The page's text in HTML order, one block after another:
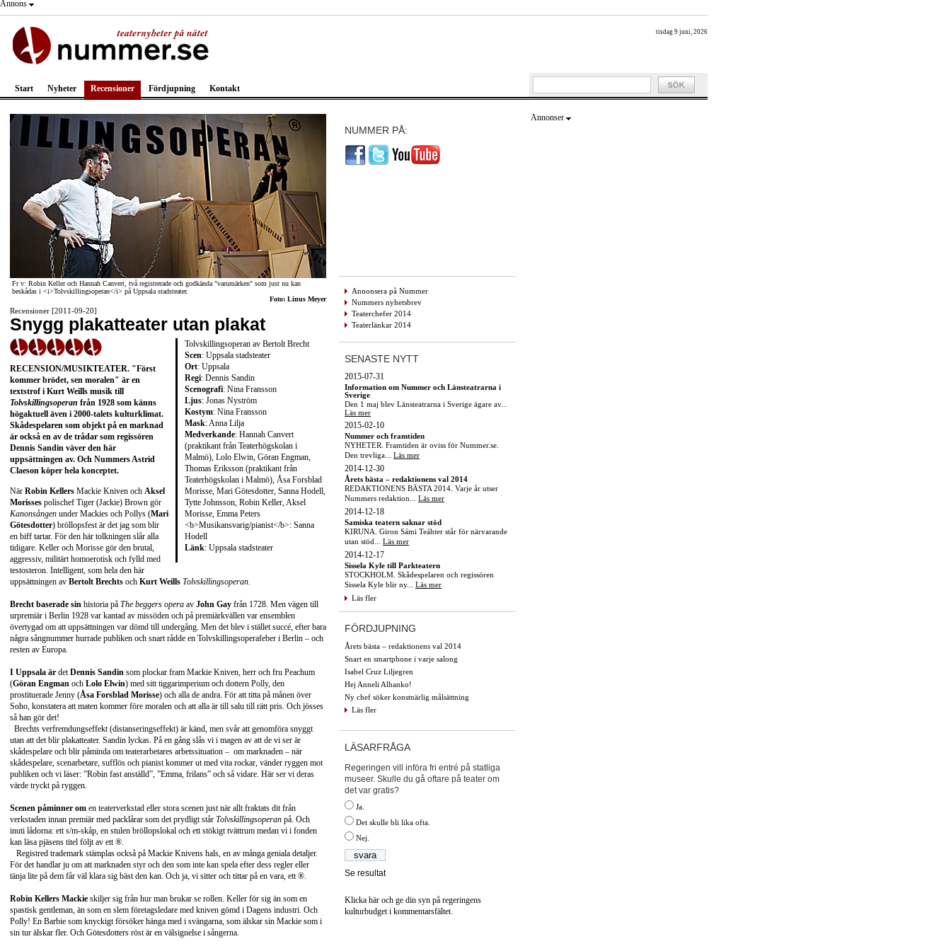
Annons
tisdag 9 juni, 2026
Start Nyheter Recensioner Fördjupning Kontakt
Fr v: Robin Keller och Hannah Canvert, två registrerade och godkända "varumärken" som just nu kan
beskådas i <i>Tolvskillingsoperan</i> på Uppsala stadsteater.
Foto: Linus Meyer
Recensioner [2011-09-20]
Snygg plakatteater utan plakat
Tolvskillingsoperan av Bertolt Brecht
Scen: Uppsala stadsteater
Ort: Uppsala
Regi: Dennis Sandin
Scenografi: Nina Fransson
Ljus: Jonas Nyström
Kostym: Nina Fransson
Mask: Anna Lilja
Medverkande: Hannah Canvert
(praktikant från Teaterhögskolan i
Malmö), Lolo Elwin, Göran Engman,
Thomas Eriksson (praktikant från
Teaterhögskolan i Malmö), Åsa Forsblad
Morisse, Mari Götesdotter, Sanna Hodell,
Tytte Johnsson, Robin Keller, Aksel
Morisse, Emma Peters
<b>Musikansvarig/pianist</b>: Sanna
Hodell
Länk: Uppsala stadsteater
RECENSION/MUSIKTEATER. "Först
kommer brödet, sen moralen" är en
textstrof i Kurt Weills musik till
Tolvskillingsoperan från 1928 som känns
högaktuell även i 2000-talets kulturklimat.
Skådespelaren som objekt på en marknad
är också en av de trådar som regissören
Dennis Sandin väver den här
uppsättningen av. Och NummersAstrid
Claeson köper hela konceptet.
När Robin Kellers Mackie Kniven och Aksel
Morisses polischef Tiger (Jackie) Brown gör
Kanonsången under Mackies och Pollys (Mari
Götesdotter) bröllopsfest är det jag som blir
en biff tartar. För den här tolkningen slår alla
tidigare. Keller och Morisse gör den brutal,
aggressiv, militärt homoerotisk och fylld med
testosteron. Intelligent, som hela den här
uppsättningen av Bertolt Brechts och Kurt Weills Tolvskillingsoperan.
Brecht baserade sin historia på The beggers opera av John Gay från 1728. Men vägen till
urpremiär i Berlin 1928 var kantad av missöden och på premiärkvällen var ensemblen
övertygad om att uppsättningen var dömd till undergång. Men det blev i stället succé, efter bara
några sångnummer hurrade publiken och snart rådde en Tolvskillingsoperafeber i Berlin – och
resten av Europa.
I Uppsala är detDennis Sandin som plockar fram Mackie Kniven, herr och fru Peachum
(Göran Engman och Lolo Elwin) med sitt tiggarimperium och dottern Polly, den
prostituerade Jenny (Åsa Forsblad Morisse) och alla de andra. För att titta på månen över
Soho, konstatera att maten kommer före moralen och att alla är till salu till rätt pris. Och jösses
så han gör det!
Brechts verfremdungseffekt (distanseringseffekt) är känd, men svår att genomföra snyggt
utan att det blir plakatteater. Sandin lyckas. På en gång slås vi i magen av att de vi ser är
skådespelare och blir påminda om teaterarbetares arbetssituation – om marknaden – när
skådespelare, scenarbetare, sufflös och pianist kommer ut med vita rockar, vänder ryggen mot
publiken och vi läser: ”Robin fast anställd”, ”Emma, frilans” och så vidare. Här ser vi deras
värde tryckt på ryggen.
Scenen påminner om en teaterverkstad eller stora scenen just när allt fraktats dit från
verkstaden innan premiär med packlårar som det prydligt står Tolvskillingsoperan på. Och
inuti lådorna: ett s/m-skåp, en stulen bröllopslokal och ett stökigt tvättrum medan vi i fonden
kan läsa pjäsens titel följt av ett ®.
Registred trademark stämplas också på Mackie Knivens hals, en av många geniala detaljer.
För det handlar ju om att marknaden styr och den som inte kan spela efter dess regler eller
tänja lite på dem får väl klara sig bäst den kan. Och ja, vi sitter och tittar på en vara, ett ®.
Robin Kellers Mackie skiljer sig från hur man brukar se rollen. Keller för sig än som en
spastisk gentleman, än som en slem företagsledare med kniven gömd i Dagens industri. Och
Polly! En Barbie som knyckigt försöker hänga med i svängarna, som älskar sin Mackie som i
sin tur älskar fler. Och Götesdotters röst är en välsignelse i sångerna.
NUMMER PÅ:
Annonsera på Nummer
Nummers nyhetsbrev
Teaterchefer 2014
Teaterlänkar 2014
SENASTE NYTT
2015-07-31
Information om Nummer och Länsteatrarna i
Sverige
Den 1 maj blev Länsteatrarna i Sverige ägare av...
Läs mer
2015-02-10
Nummer och framtiden
NYHETER. Framtiden är oviss för Nummer.se.
Den trevliga... Läs mer
2014-12-30
Årets bästa – redaktionens val 2014
REDAKTIONENS BÄSTA 2014. Varje år utser
Nummers redaktion... Läs mer
2014-12-18
Samiska teatern saknar stöd
KIRUNA. Giron Sámi Teáhter står för närvarande
utan stöd... Läs mer
2014-12-17
Sissela Kyle till Parkteatern
STOCKHOLM. Skådespelaren och regissören
Sissela Kyle blir ny... Läs mer
Läs fler
FÖRDJUPNING
Årets bästa – redaktionens val 2014
Snart en smartphone i varje salong
Isabel Cruz Liljegren
Hej Anneli Alhanko!
Ny chef söker konstnärlig målsättning
Läs fler
LÄSARFRÅGA
Regeringen vill införa fri entré på statliga
museer. Skulle du gå oftare på teater om
det var gratis?
Ja.
Det skulle bli lika ofta.
Nej.
Se resultat
Klicka här och ge din syn på regeringens
kulturbudget i kommentarsfältet.
Annonser